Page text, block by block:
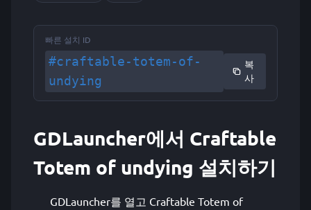
빠른 설치 ID
#craftable-totem-of-
undying
복
사
GDLauncher에서 Craftable
Totem of undying 설치하기
GDLauncher를 열고 Craftable Totem of